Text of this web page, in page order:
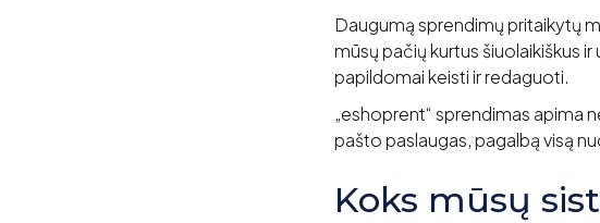
Daugumą sprendimų pritaikytų
mūsų pačių kurtus šiuolaikiškus
papildomai keisti ir redaguoti.
„eshoprent“ sprendimas apima
pašto paslaugas, pagalbą visą
Koks mūsų